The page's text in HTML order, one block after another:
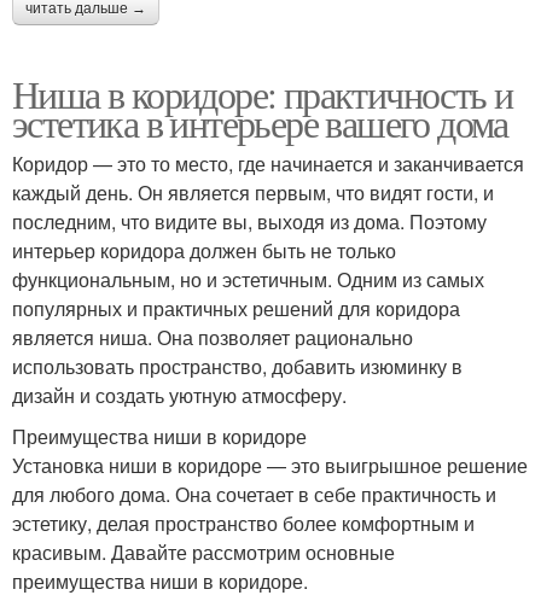
читать дальше →
Ниша в коридоре: практичность и
эстетика в интерьере вашего дома
Коридор — это то место, где начинается и заканчивается
каждый день. Он является первым, что видят гости, и
последним, что видите вы, выходя из дома. Поэтому
интерьер коридора должен быть не только
функциональным, но и эстетичным. Одним из самых
популярных и практичных решений для коридора
является ниша. Она позволяет рационально
использовать пространство, добавить изюминку в
дизайн и создать уютную атмосферу.
Преимущества ниши в коридоре
Установка ниши в коридоре — это выигрышное решение
для любого дома. Она сочетает в себе практичность и
эстетику, делая пространство более комфортным и
красивым. Давайте рассмотрим основные
преимущества ниши в коридоре.